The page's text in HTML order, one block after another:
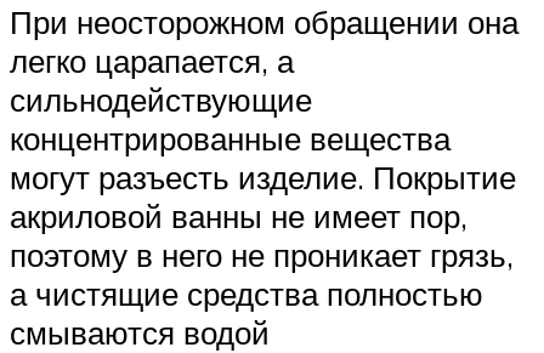
При неосторожном обращении она
легко царапается, а
сильнодействующие
концентрированные вещества
могут разъесть изделие. Покрытие
акриловой ванны не имеет пор,
поэтому в него не проникает грязь,
а чистящие средства полностью
смываются водой